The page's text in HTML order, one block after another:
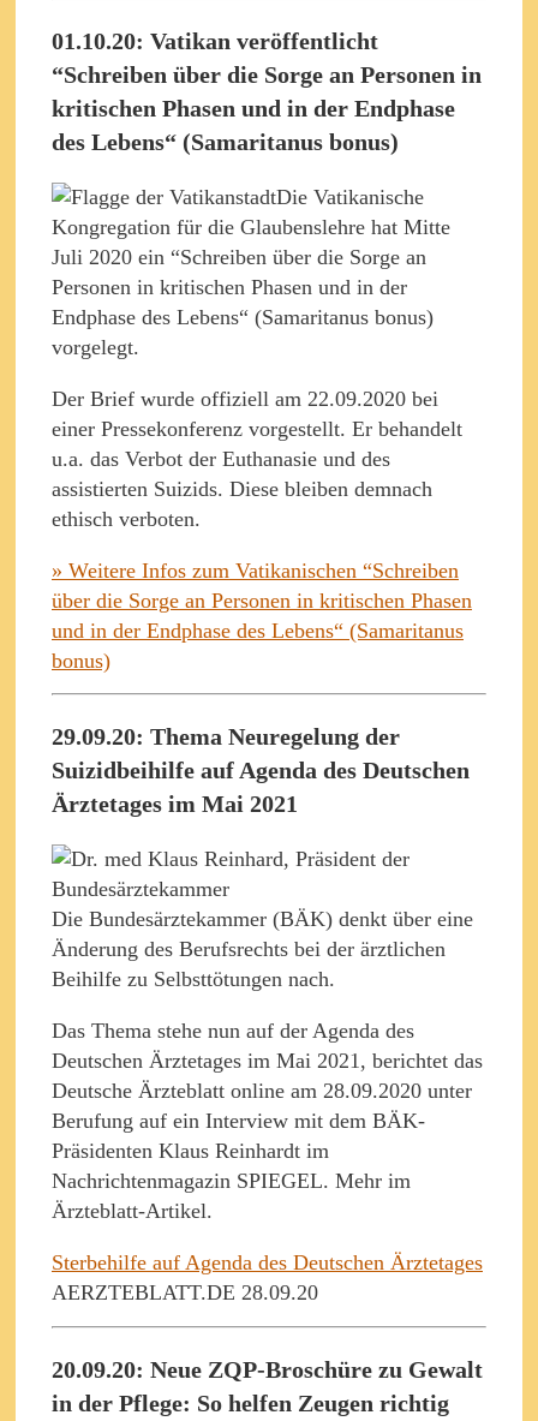
01.10.20: Vatikan veröffentlicht
“Schreiben über die Sorge an Personen in
kritischen Phasen und in der Endphase
des Lebens“ (Samaritanus bonus)
Die Vatikanische
Kongregation für die Glaubenslehre hat Mitte
Juli 2020 ein “Schreiben über die Sorge an
Personen in kritischen Phasen und in der
Endphase des Lebens“ (Samaritanus bonus)
vorgelegt.
Der Brief wurde offiziell am 22.09.2020 bei
einer Pressekonferenz vorgestellt. Er behandelt
u.a. das Verbot der Euthanasie und des
assistierten Suizids. Diese bleiben demnach
ethisch verboten.
» Weitere Infos zum Vatikanischen “Schreiben
über die Sorge an Personen in kritischen Phasen
und in der Endphase des Lebens“ (Samaritanus
bonus)
29.09.20: Thema Neuregelung der
Suizidbeihilfe auf Agenda des Deutschen
Ärztetages im Mai 2021
Die Bundes­ärzte­kammer (BÄK) denkt über eine
Änderung des Berufsrechts bei der ärztlichen
Beihilfe zu Selbsttötungen nach.
Das Thema stehe nun auf der Agenda des
Deutschen Ärztetages im Mai 2021, berichtet das
Deutsche Ärzteblatt online am 28.09.2020 unter
Berufung auf ein Interview mit dem BÄK-
Präsidenten Klaus Reinhardt im
Nachrichtenmagazin SPIEGEL. Mehr im
Ärzteblatt-Artikel.
Sterbehilfe auf Agenda des Deutschen Ärztetages
AERZTEBLATT.DE 28.09.20
20.09.20: Neue ZQP-Broschüre zu Gewalt
in der Pflege: So helfen Zeugen richtig